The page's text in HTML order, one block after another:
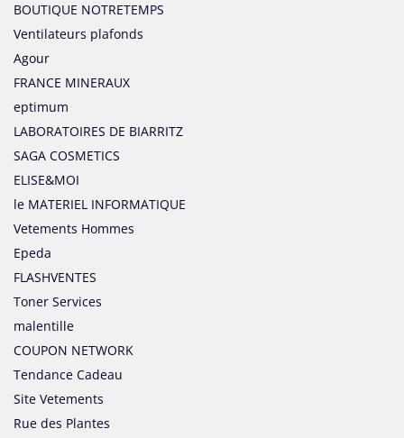
BOUTIQUE NOTRETEMPS
Ventilateurs plafonds
Agour
FRANCE MINERAUX
eptimum
LABORATOIRES DE BIARRITZ
SAGA COSMETICS
ELISE&MOI
le MATERIEL INFORMATIQUE
Vetements Hommes
Epeda
FLASHVENTES
Toner Services
malentille
COUPON NETWORK
Tendance Cadeau
Site Vetements
Rue des Plantes